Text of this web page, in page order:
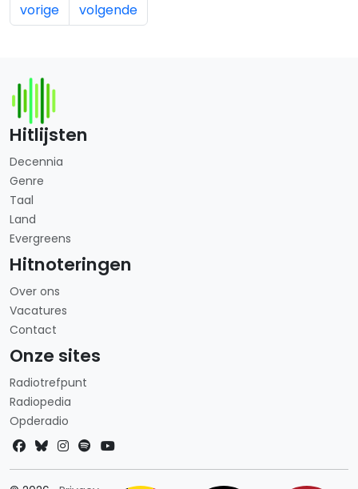
vorige volgende
Hitlijsten
Decennia
Genre
Taal
Land
Evergreens
Hitnoteringen
Over ons
Vacatures
Contact
Onze sites
Radiotrefpunt
Radiopedia
Opderadio